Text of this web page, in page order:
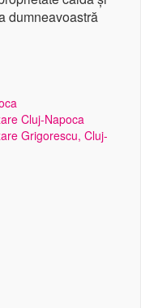
dumneavoastră
Cluj-Napoca
Grigorescu, Cluj-